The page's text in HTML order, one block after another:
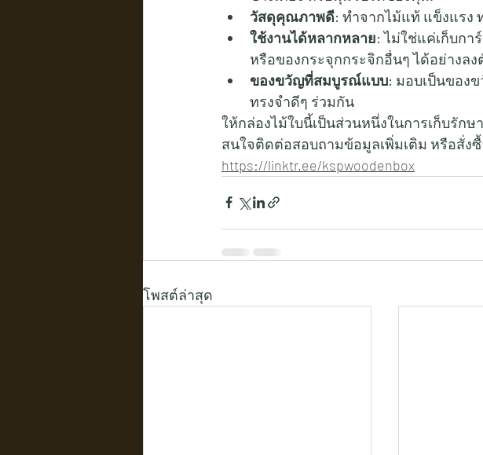
วัสดุคุณภาพดี: ทำจากไม้แท้ แข็งแรง
ใช้งานได้หลากหลาย: ไม่ใช่แค่เก็บกา
หรือของกระจุกกระจิกอื่นๆ ได้อย่างลง
ของขวัญที่สมบูรณ์แบบ: มอบเป็นของ
ทรงจำดีๆ ร่วมกัน
ให้กล่องไม้ใบนี้เป็นส่วนหนึ่งในการเก็บรัก
สนใจติดต่อสอบถามข้อมูลเพิ่มเติม หรือสั่ง
https://linktr.ee/kspwoodenbox
โพสต์ล่าสุด